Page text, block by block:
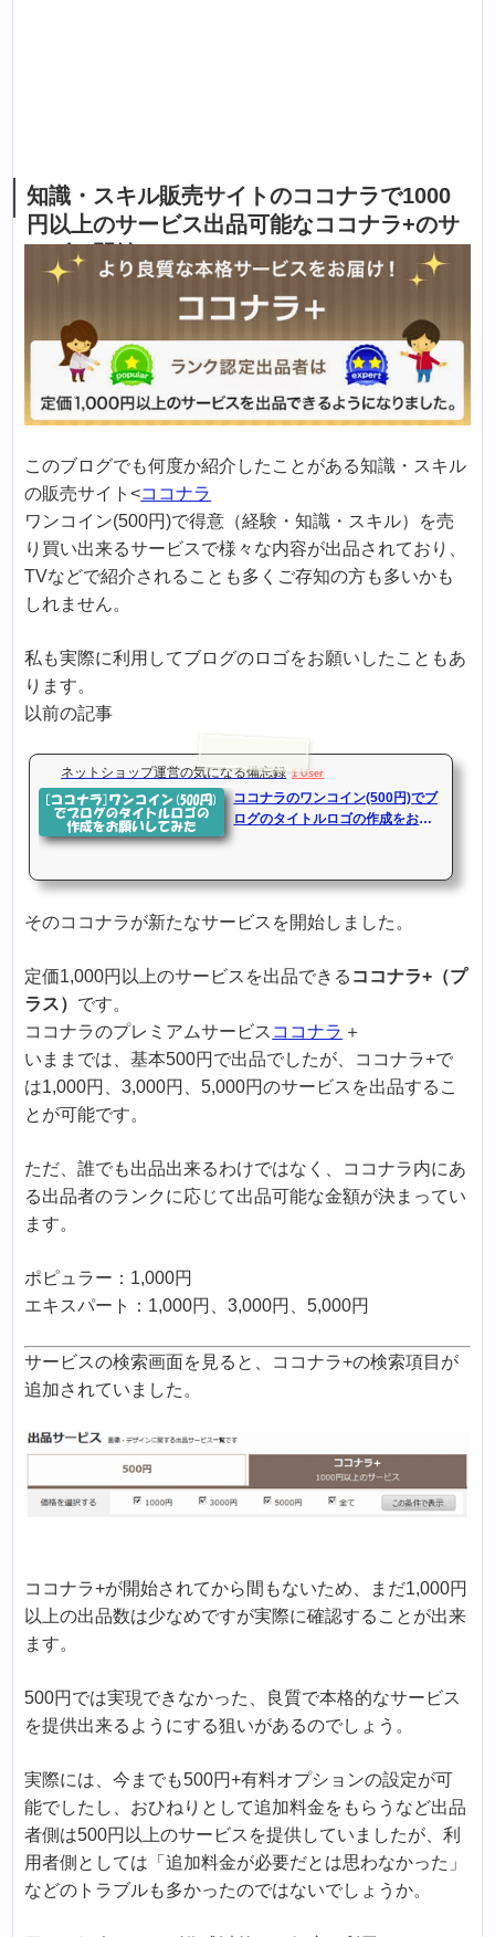
知識・スキル販売サイトのココナラで1000
円以上のサービス出品可能なココナラ+のサ
ービス開始
このブログでも何度か紹介したことがある知識・スキル
の販売サイト<ココナラ
ワンコイン(500円)で得意（経験・知識・スキル）を売
り買い出来るサービスで様々な内容が出品されており、
TVなどで紹介されることも多くご存知の方も多いかも
しれません。
私も実際に利用してブログのロゴをお願いしたこともあ
ります。
以前の記事
ネットショップ運営の気になる備忘録 1 User
ココナラのワンコイン(500円)でブ
ログのタイトルロゴの作成をお願
そのココナラが新たなサービスを開始しました。
定価1,000円以上のサービスを出品できる ココナラ+（プ
ラス） です。
ココナラのプレミアムサービス ココナラ ＋
いままでは、基本500円で出品でしたが、ココナラ+で
は1,000円、3,000円、5,000円のサービスを出品するこ
とが可能です。
ただ、誰でも出品出来るわけではなく、ココナラ内にあ
る出品者のランクに応じて出品可能な金額が決まってい
ます。
ポピュラー：1,000円
エキスパート：1,000円、3,000円、5,000円
サービスの検索画面を見ると、ココナラ+の検索項目が
追加されていました。
ココナラ+が開始されてから間もないため、まだ1,000円
以上の出品数は少なめですが実際に確認することが出来
ます。
500円では実現できなかった、良質で本格的なサービス
を提供出来るようにする狙いがあるのでしょう。
実際には、今までも500円+有料オプションの設定が可
能でしたし、おひねりとして追加料金をもらうなど出品
者側は500円以上のサービスを提供していましたが、利
用者側としては「追加料金が必要だとは思わなかった」
などのトラブルも多かったのではないでしょうか。